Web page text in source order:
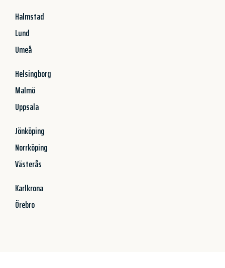
Halmstad
Lund
Umeå
Helsingborg
Malmö
Uppsala
Jönköping
Norrköping
Västerås
Karlkrona
Örebro